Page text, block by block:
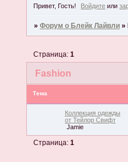
Привет, Гость! Войдите или
» Форум о Блейк Лайвли »
Fashion
Страница: 1
Тема
Коллекция одежды
от Тейлор Свифт
Jamie
Страница: 1